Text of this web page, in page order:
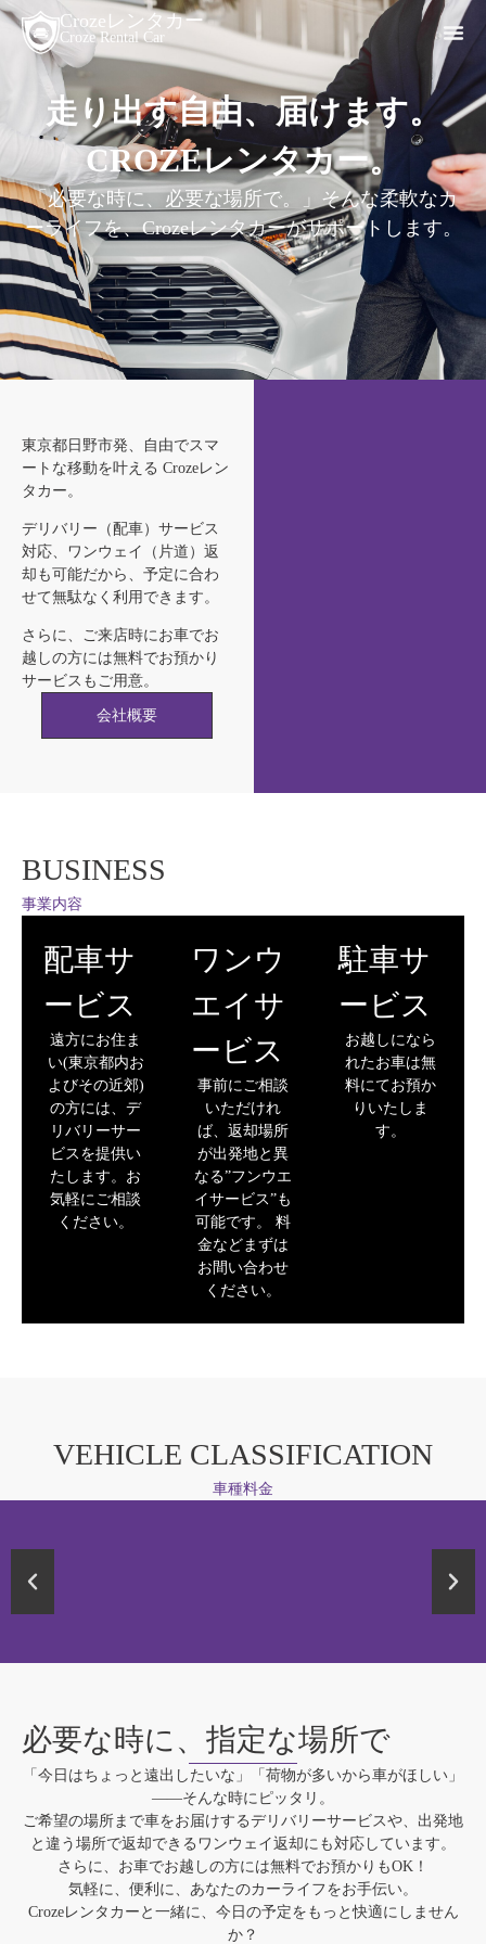
Crozeレンタカー
Croze Rental Car
走り出す自由、届けます。
CROZEレンタカー。
「必要な時に、必要な場所で。」そんな柔軟なカ
ーライフを、Crozeレンタカーがサポートします。
東京都日野市発、自由でスマ
ートな移動を叶える Crozeレン
タカー。
デリバリー（配車）サービス
対応、ワンウェイ（片道）返
却も可能だから、予定に合わ
せて無駄なく利用できます。
さらに、ご来店時にお車でお
越しの方には無料でお預かり
サービスもご用意。
会社概要
BUSINESS
事業内容
配車サ
ービス
遠方にお住ま
い(東京都内お
よびその近郊)
の方には、デ
リバリーサー
ビスを提供い
たします。お
気軽にご相談
ください。
ワンウ
エイサ
ービス
事前にご相談
いただけれ
ば、返却場所
が出発地と異
なる”フンウエ
イサービス”も
可能です。 料
金などまずは
お間い合わせ
ください。
駐車サ
ービス
お越しになら
れたお車は無
料にてお預か
りいたしま
す。
VEHICLE CLASSIFICATION
車種料金
必要な時に、指定な場所で
「今日はちょっと遠出したいな」「荷物が多いから車がほしい」
――そんな時にピッタリ。
ご希望の場所まで車をお届けするデリバリーサービスや、出発地
と違う場所で返却できるワンウェイ返却にも対応しています。
さらに、お車でお越しの方には無料でお預かりもOK！
気軽に、便利に、あなたのカーライフをお手伝い。
Crozeレンタカーと一緒に、今日の予定をもっと快適にしません
か？